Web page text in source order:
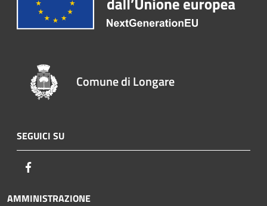
Comune di Longare
SEGUICI SU
AMMINISTRAZIONE